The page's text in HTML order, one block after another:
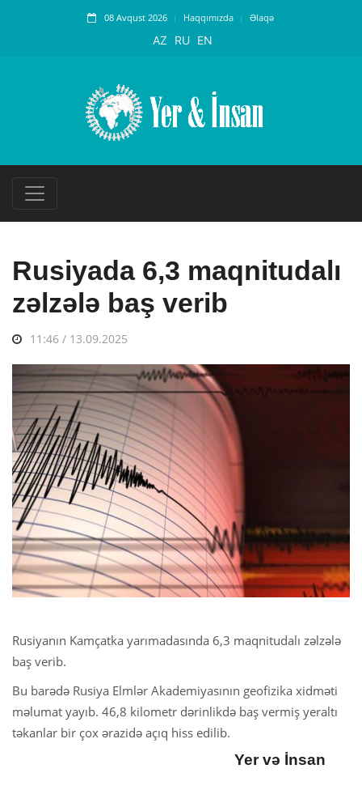
08 Avqust 2026 Haqqımızda Əlaqə
AZ RU EN
Rusiyada 6,3 maqnitudalı
zəlzələ baş verib
11:46 / 13.09.2025
Rusiyanın Kamçatka yarımadasında 6,3 maqnitudalı zəlzələ
baş verib.
Bu barədə Rusiya Elmlər Akademiyasının geofizika xidməti
məlumat yayıb. 46,8 kilometr dərinlikdə baş vermiş yeraltı
təkanlar bir çox ərazidə açıq hiss edilib.
Yer və İnsan